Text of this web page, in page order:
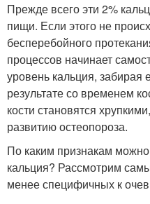
Прежде всего эти 2%
пищи. Если этого не
бесперебойного
процессов начинает
уровень кальция, забирая
результате со временем
кости становятся
развитию остеопороза.
По каким признакам можно
кальция? Рассмотрим
менее специфичных к